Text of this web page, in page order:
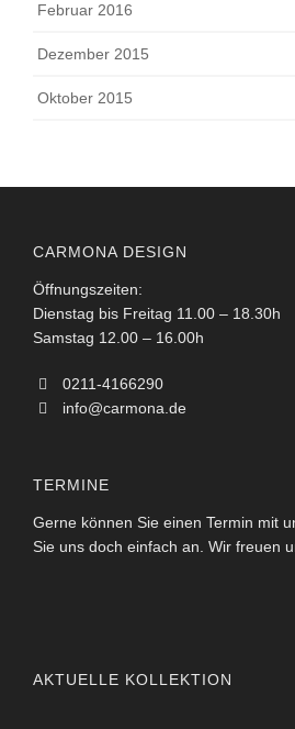
Februar 2016
Dezember 2015
Oktober 2015
CARMONA DESIGN
Öffnungszeiten:
Dienstag bis Freitag 11.00 – 18.30h
Samstag 12.00 – 16.00h
0211-4166290
info@carmona.de
TERMINE
Gerne können Sie einen Termin mit
Sie uns doch einfach an. Wir freuen
AKTUELLE KOLLEKTION